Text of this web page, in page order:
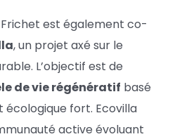
est également co-
, un projet axé sur le
L’objectif est de
de vie régénératif basé
écologique fort. Ecovilla
active évoluant